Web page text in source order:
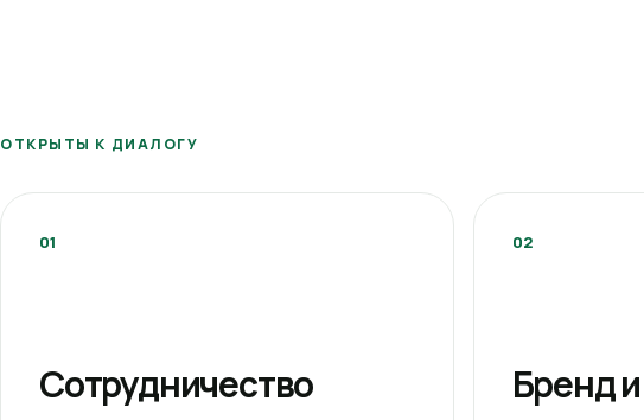
ОТКРЫТЫ К ДИАЛОГУ
01
Сотрудничество
02
Бренд